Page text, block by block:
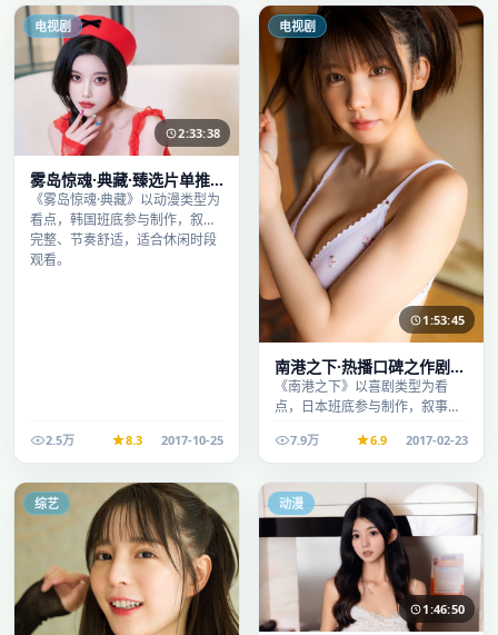
电视剧
2:33:38
雾岛惊魂·典藏·臻选片单推
荐画质清晰观看流畅
《雾岛惊魂·典藏》以动漫类型为
看点，韩国班底参与制作，叙事
完整、节奏舒适，适合休闲时段
观看。
2.5万 8.3 2017-10-25
电视剧
1:53:45
南港之下·热播口碑之作剧情
扎实演技在线
《南港之下》以喜剧类型为看
点，日本班底参与制作，叙事完
看。7.9万 6.9 2017-02-23
综艺 动漫
1:46:50